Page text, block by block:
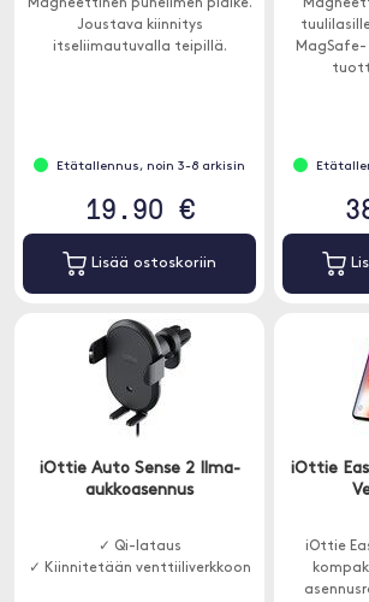
Magneettinen puhelimen pidike.
Joustava kiinnitys
itseliimautuvalla teipillä.
Etätallennus, noin 3-8 arkisin
19.90 €
Lisää ostoskoriin
iOttie Auto Sense 2 Ilma-
aukkoasennus
✓ Qi-lataus
✓ Kiinnitetään venttiiliverkkoon
iOttie
iOttie